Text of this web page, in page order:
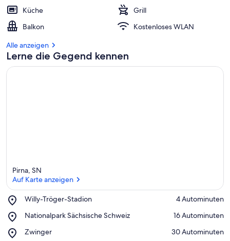
Küche
Grill
Balkon
Kostenloses WLAN
Alle anzeigen
Lerne die Gegend kennen
Pirna, SN
Auf Karte anzeigen
Willy-Tröger-Stadion
Place,
Tröger-
‪4 Autominuten‬
Nationalpark Sächsische Schweiz
Place,
Sächsische
‪16 Autominuten‬
Zwinger
Place,
‪30 Autominuten‬